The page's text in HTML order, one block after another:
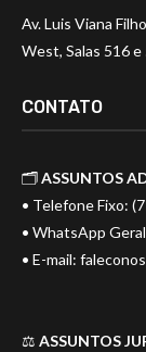
Av. Luis Viana
West, Salas 516
CONTATO
🗂️ASSUNTOS
• Telefone Fixo:
• WhatsApp
• E-mail:
⚖️ ASSUNTOS